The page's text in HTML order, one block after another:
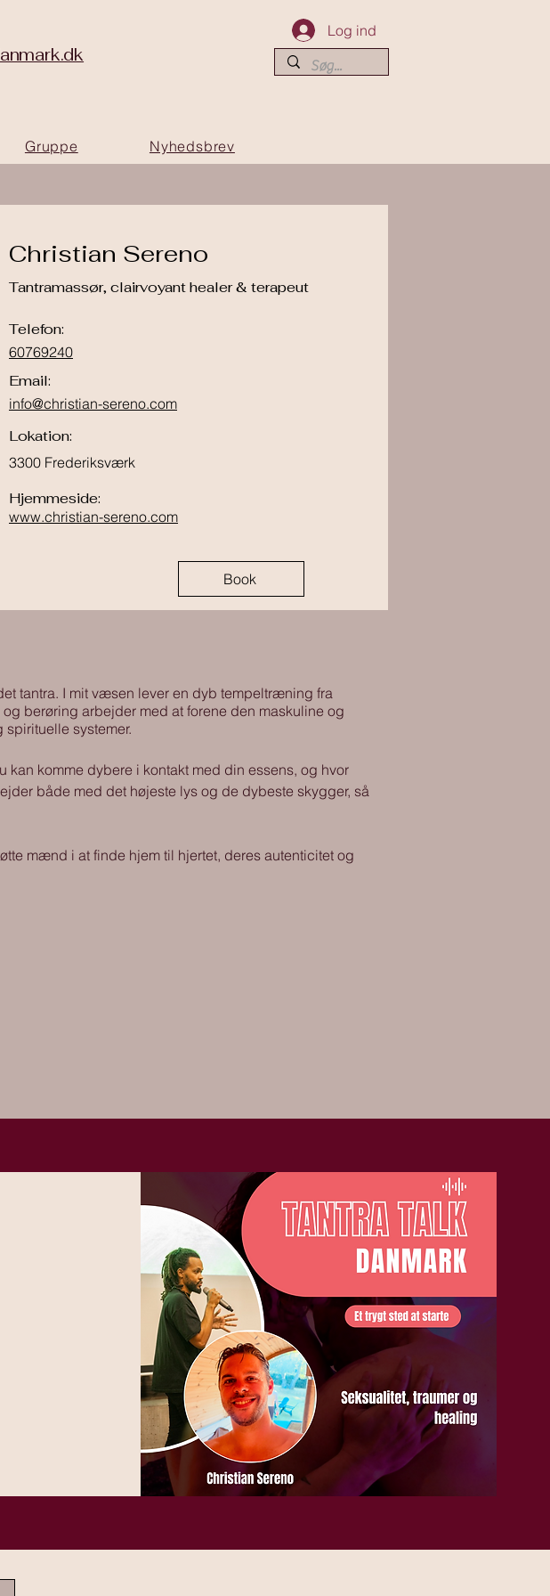
Log ind
Gruppe Nyhedsbrev
Christian Sereno
Tantramassør, clairvoyant healer & terapeut
Telefon:
60769240
Email:
info@christian-sereno.com
Lokation:
3300 Frederiksværk
Hjemmeside:
www.christian-sereno.com
Book
tantra. I mit væsen lever en dyb tempeltræning fra
berøring arbejder med at forene den maskuline og
systemer.
kan komme dybere i kontakt med din essens, og hvor
både med det højeste lys og de dybeste skygger, så
mænd i at finde hjem til hjertet, deres autenticitet og